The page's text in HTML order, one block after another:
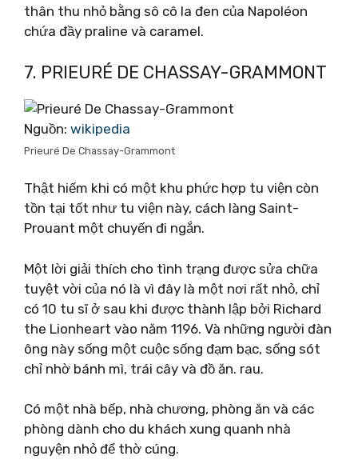
thân thu nhỏ bằng sô cô la đen của Napoléon
chứa đầy praline và caramel.
7. PRIEURÉ DE CHASSAY-GRAMMONT
Nguồn: wikipedia
Prieuré De Chassay-Grammont
Thật hiếm khi có một khu phức hợp tu viện còn
tồn tại tốt như tu viện này, cách làng Saint-
Prouant một chuyến đi ngắn.
Một lời giải thích cho tình trạng được sửa chữa
tuyệt vời của nó là vì đây là một nơi rất nhỏ, chỉ
có 10 tu sĩ ở sau khi được thành lập bởi Richard
the Lionheart vào năm 1196. Và những người đàn
ông này sống một cuộc sống đạm bạc, sống sót
chỉ nhờ bánh mì, trái cây và đồ ăn. rau.
Có một nhà bếp, nhà chương, phòng ăn và các
phòng dành cho du khách xung quanh nhà
nguyện nhỏ để thờ cúng.